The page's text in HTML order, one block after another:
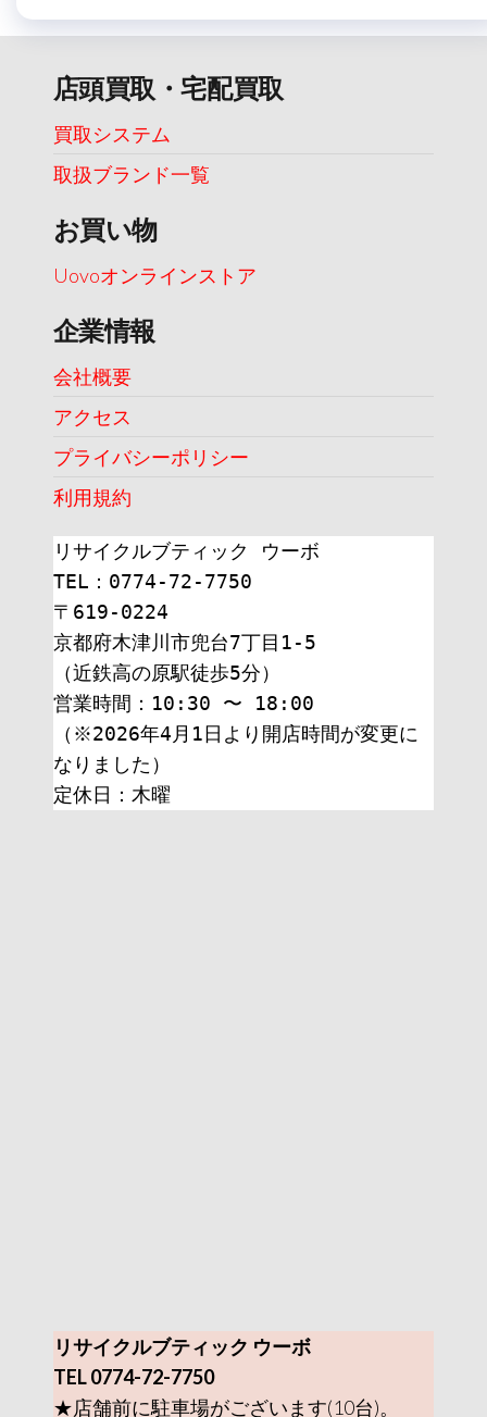
店頭買取・宅配買取
買取システム
取扱ブランド一覧
お買い物
Uovoオンラインストア
企業情報
会社概要
アクセス
プライバシーポリシー
利用規約
リサイクルブティック ウーボ
TEL：0774-72-7750
〒619-0224
京都府木津川市兜台7丁目1-5
（近鉄高の原駅徒歩5分）
営業時間：10:30 〜 18:00
（※2026年4月1日より開店時間が変更に
なりました）
定休日：木曜
リサイクルブティック ウーボ
TEL 0774-72-7750
★店舗前に駐車場がございます(10台)。